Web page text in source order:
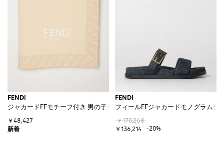
FENDI
ジャカードFFモチーフ付き 男の子用コットンベビーベッドブランケット
￥48,427
FENDI
フィールFFジャカードモノグラムデ
￥170,268
￥136,214
-20%